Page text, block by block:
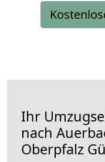
Ihr
nach
Oberpfalz